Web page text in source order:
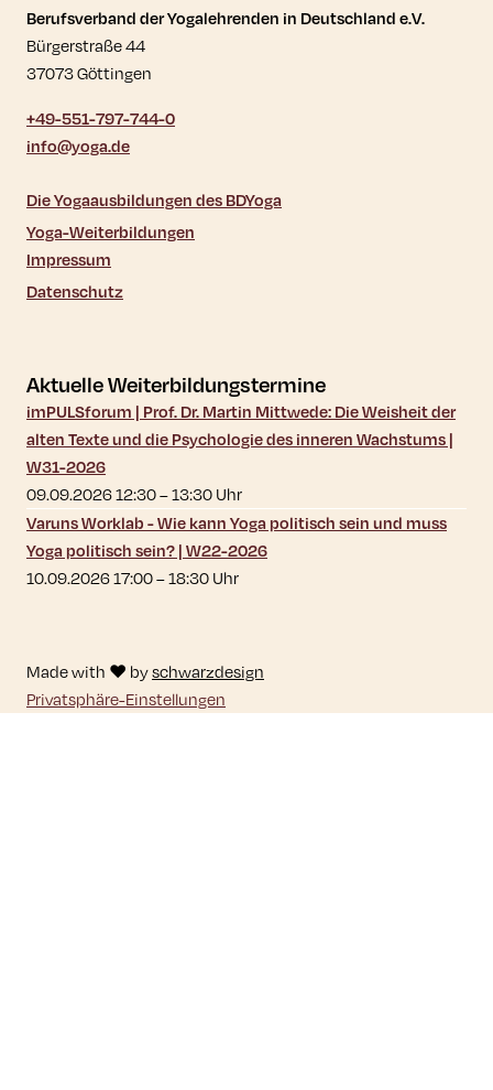
Kontaktdaten und weitere Links
Berufsverband der Yogalehrenden in Deutschland e.V.
Bürgerstraße 44
37073 Göttingen
+49-551-797-744-0
info@yoga.de
Die Yogaausbildungen des BDYoga
Yoga-Weiterbildungen
Impressum
Datenschutz
Aktuelle Weiterbildungstermine
imPULSforum | Prof. Dr. Martin Mittwede: Die Weisheit der
alten Texte und die Psychologie des inneren Wachstums |
W31-2026
09.09.2026 12:30–13:30Uhr
Varuns Worklab - Wie kann Yoga politisch sein und muss
Yoga politisch sein? | W22-2026
10.09.2026 17:00–18:30Uhr
Made with ♥ byschwarzdesign
Privatsphäre-Einstellungen